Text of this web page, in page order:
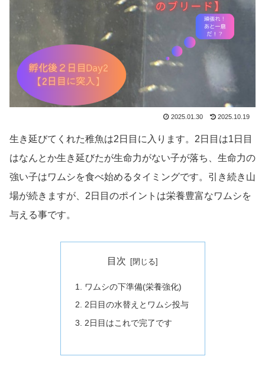
2025.01.30 2025.10.19
生き延びてくれた稚魚は2日目に入ります。2日目は1日目
はなんとか生き延びたが生命力がない子が落ち、生命力の
強い子はワムシを食べ始めるタイミングです。引き続き山
場が続きますが、2日目のポイントは栄養豊富なワムシを
与える事です。
目次
ワムシの下準備(栄養強化)
2日目の水替えとワムシ投与
2日目はこれで完了です